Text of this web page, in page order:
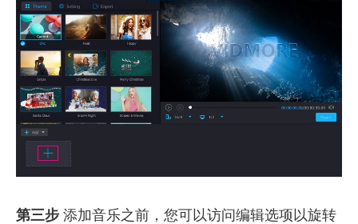
第三步 添加音乐之前，您可以访问编辑选项以旋转